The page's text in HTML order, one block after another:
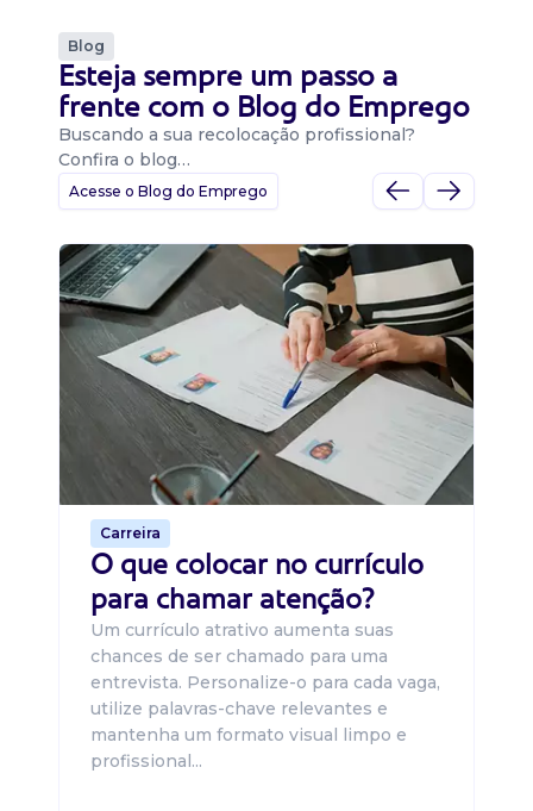
Blog
Esteja sempre um passo a
frente com o Blog do Emprego
Buscando a sua recolocação profissional?
Confira o blog…
Acesse o Blog do Emprego
Carreira
O que colocar no currículo
para chamar atenção?
Um currículo atrativo aumenta suas
chances de ser chamado para uma
entrevista. Personalize-o para cada vaga,
utilize palavras-chave relevantes e
mantenha um formato visual limpo e
profissional...